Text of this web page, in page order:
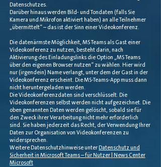
Datenschutzes.
Darüber hinaus werden Bild- und Tondaten (falls Sie
Kamera und Mikrofon aktiviert haben) an alle Teilnehmer
„übermittelt“ – das ist der Sinn einer Videokonferenz.
Die datenärmste Möglichkeit, MS Teams als Gast einer
Videokonferenz zu nutzen, besteht darin, nach
Aktivierung des Einladungslinks die Option „MS Teams
über den eigenen Browser nutzen“ zu wählen. Hier wird
nur (irgendein) Name verlangt, unter dem der Gast in der
Videokonferenz erscheint. Die MS-Teams-App muss dann
nicht heruntergeladen werden.
Die Videokonferenzdaten sind verschlüsselt. Die
Videokonferenzen selbst werden nicht aufgezeichnet. Die
oben genannten Daten werden gelöscht, sobald sie für
den Zweck ihrer Verarbeitung nicht mehr erforderlich
sind. Sie haben jederzeit das Recht, der Verwendung Ihrer
Daten zur Organisation von Videokonferenzen zu
widersprechen.
Weitere Datenschutzhinweise unter Datenschutz und
Sicherheit in Microsoft Teams – für Nutzer | News Center
Microsoft